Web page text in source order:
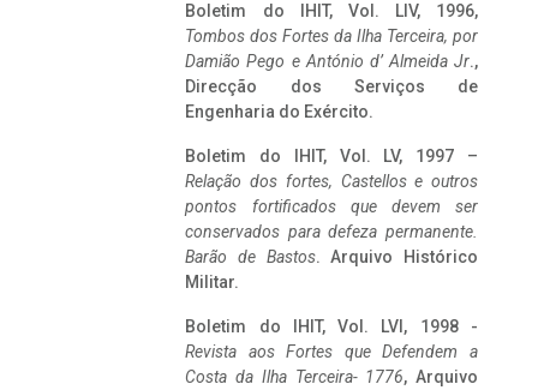
Boletim do IHIT, Vol. LIV, 1996,
Tombos dos Fortes da Ilha Terceira, por
Damião Pego e António d’ Almeida Jr.,
Direcção dos Serviços de
Engenharia do Exército.
Boletim do IHIT, Vol. LV, 1997 –
Relação dos fortes, Castellos e outros
pontos fortificados que devem ser
conservados para defeza permanente.
Barão de Bastos. Arquivo Histórico
Militar.
Boletim do IHIT, Vol. LVI, 1998 -
Revista aos Fortes que Defendem a
Costa da Ilha Terceira- 1776, Arquivo